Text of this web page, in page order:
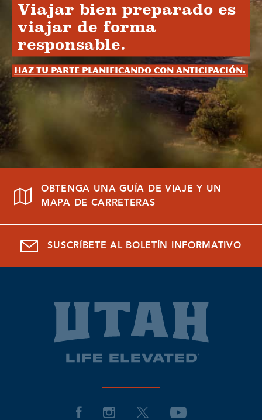
Viajar bien preparado es
viajar de forma
responsable.
Haz tu parte planificando con anticipación.
OBTENGA UNA GUÍA DE VIAJE Y UN
MAPA DE CARRETERAS
SUSCRÍBETE AL BOLETÍN INFORMATIVO